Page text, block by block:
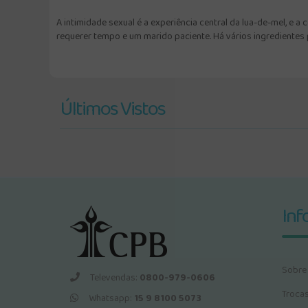
A intimidade sexual é a experiência central da lua-de-mel, e
requerer tempo e um marido paciente. Há vários
Últimos Vistos
Televendas: 0800-979-0606
Whatsapp: 15 9 8100 5073